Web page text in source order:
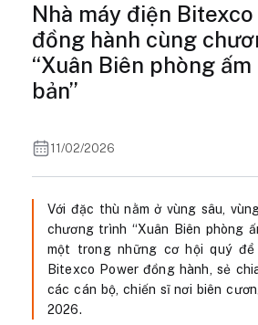
Nhà máy điện Bitexco Power
đồng hành cùng
“Xuân Biên phòng
bản”
11/02/2026
Với đặc thù nằm ở vùng sâu,
chương trình “Xuân Biên phòng
một trong những cơ hội quý để
Bitexco Power đồng hành, sẻ
các cán bộ, chiến sĩ nơi biên
2026.